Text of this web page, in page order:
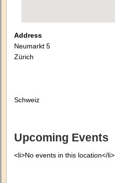
Address
Neumarkt 5
Zürich
Schweiz
Upcoming Events
<li>No events in this location</li>